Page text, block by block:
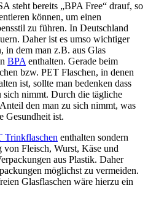
steht bereits „BPA Free“ drauf, so
können, um einen
zu führen. In Deutschland
Daher ist es umso wichtiger
in dem man z.B. aus Glas
BPA enthalten. Gerade beim
bzw. PET Flaschen, in denen
ist, sollte man bedenken dass
nimmt. Durch die tägliche
den man zu sich nimmt, was
Gesundheit ist.
Trinkflaschen enthalten sondern
von Fleisch, Wurst, Käse und
aus Plastik. Daher
möglichst zu vermeiden.
Glasflaschen wäre hierzu ein